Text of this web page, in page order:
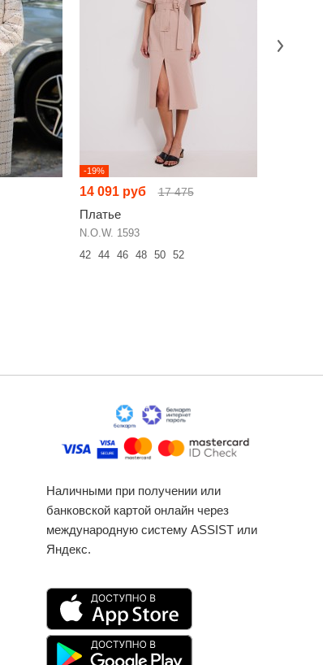
-19%
14 091 руб 17 475
Платье
N.O.W. 1593
42
44 46 48 50 52
Наличными при получении или
банковской картой онлайн через
международную систему ASSIST или
Яндекс.